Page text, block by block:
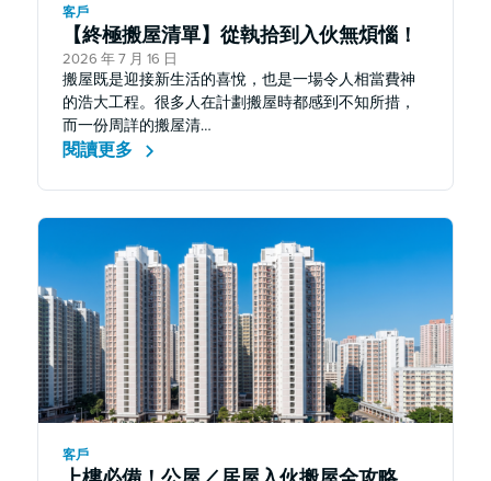
客戶
【終極搬屋清單】從執拾到入伙無煩惱！
2026 年 7 月 16 日
搬屋既是迎接新生活的喜悅，也是一場令人相當費神
的浩大工程。很多人在計劃搬屋時都感到不知所措，
而一份周詳的搬屋清…
閱讀更多
客戶